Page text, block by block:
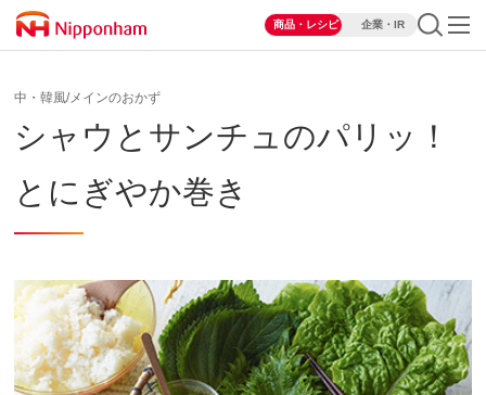
商品・レシピ 企業・IR
中・韓風/メインのおかず
シャウとサンチュのパリッ！
とにぎやか巻き